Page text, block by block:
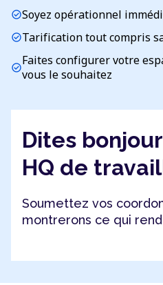
check_circleSoyez opérationnel
check_circleTarification tout compris
check_circleFaites configurer votre
vous le souhaitez
Dites
HQ de
Soumettez vos
montrerons ce qui